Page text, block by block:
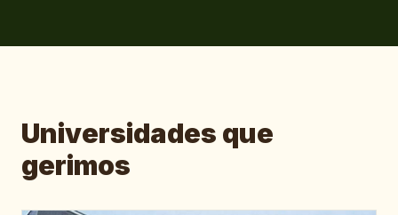
Universidades que
gerimos